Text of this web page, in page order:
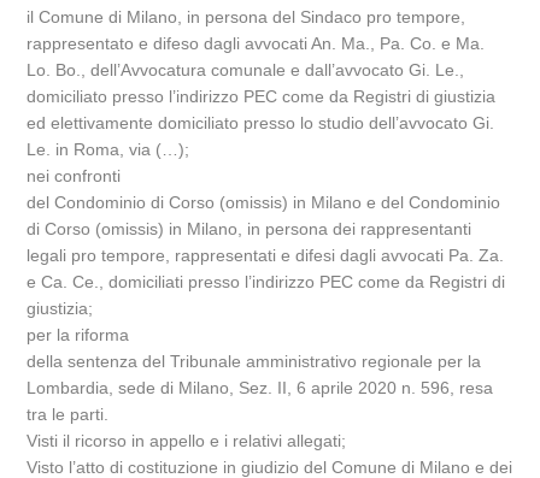
il Comune di Milano, in persona del Sindaco pro tempore,
rappresentato e difeso dagli avvocati An. Ma., Pa. Co. e Ma.
Lo. Bo., dell’Avvocatura comunale e dall’avvocato Gi. Le.,
domiciliato presso l’indirizzo PEC come da Registri di giustizia
ed elettivamente domiciliato presso lo studio dell’avvocato Gi.
Le. in Roma, via (…);
nei confronti
del Condominio di Corso (omissis) in Milano e del Condominio
di Corso (omissis) in Milano, in persona dei rappresentanti
legali pro tempore, rappresentati e difesi dagli avvocati Pa. Za.
e Ca. Ce., domiciliati presso l’indirizzo PEC come da Registri di
giustizia;
per la riforma
della sentenza del Tribunale amministrativo regionale per la
Lombardia, sede di Milano, Sez. II, 6 aprile 2020 n. 596, resa
tra le parti.
Visti il ricorso in appello e i relativi allegati;
Visto l’atto di costituzione in giudizio del Comune di Milano e dei